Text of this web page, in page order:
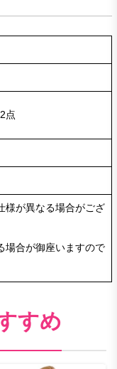
点
様が異なる場合がござ
場合が御座いますので
すめ